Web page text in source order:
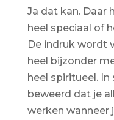
Ja dat kan. Daar
heel speciaal of
De indruk wordt
heel bijzonder
heel spiritueel.
beweerd dat je
werken wanneer